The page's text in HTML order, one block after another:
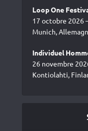
Loop One
17 octobre 2026
Munich,
Individuel
26 novembre
Kontiolahti,